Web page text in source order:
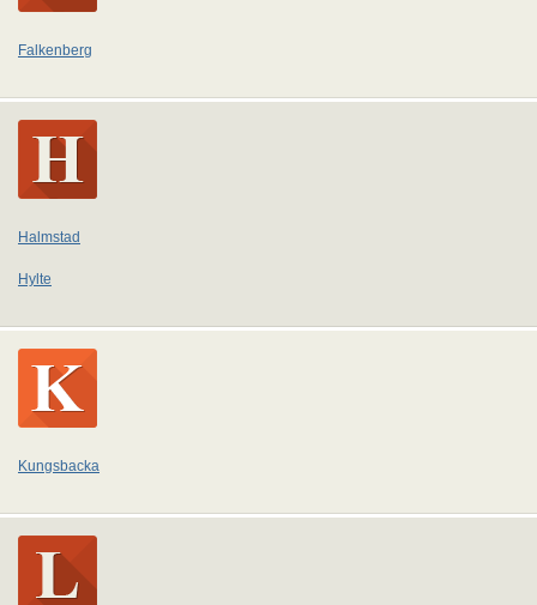
Falkenberg
Halmstad
Hylte
Kungsbacka